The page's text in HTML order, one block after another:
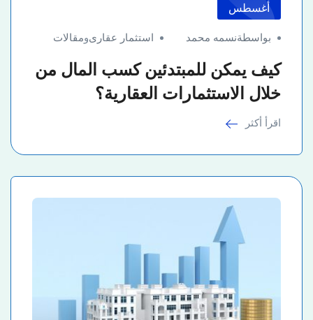
أغسطس
بواسطةنسمه محمد استثمار عقارىومقالات
كيف يمكن للمبتدئين كسب المال من
خلال الاستثمارات العقارية؟
اقرأ أكثر